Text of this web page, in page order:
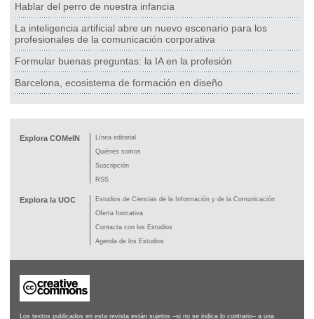
Hablar del perro de nuestra infancia
La inteligencia artificial abre un nuevo escenario para los
profesionales de la comunicación corporativa
Formular buenas preguntas: la IA en la profesión
Barcelona, ecosistema de formación en diseño
Explora COMeIN
Línea editorial
Quiénes somos
Suscripción
RSS
Explora la UOC
Estudios de Ciencias de la Información y de la Comunicación
Oferta formativa
Contacta con los Estudios
Agenda de los Estudios
Los textos publicados en esta revista están sujetos –si no se indica lo contrario– a una